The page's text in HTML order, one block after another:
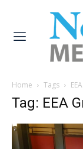
Home Tags
Tag: EEA